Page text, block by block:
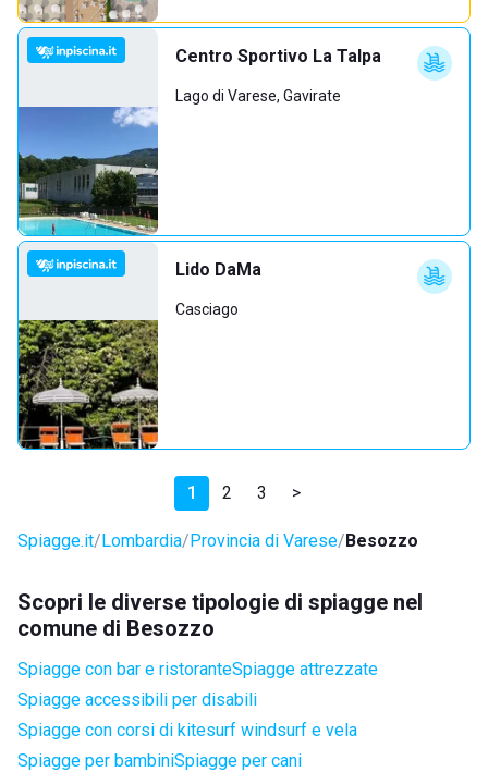
Centro Sportivo La Talpa
Lago di Varese, Gavirate
Lido DaMa
Casciago
1 2 3 >
Spiagge.it Lombardia Provincia di Varese Besozzo
Scopri le diverse tipologie di spiagge nel
comune di Besozzo
Spiagge con bar e ristoranteSpiagge attrezzate
Spiagge accessibili per disabili
Spiagge con corsi di kitesurf windsurf e vela
Spiagge per bambiniSpiagge per cani